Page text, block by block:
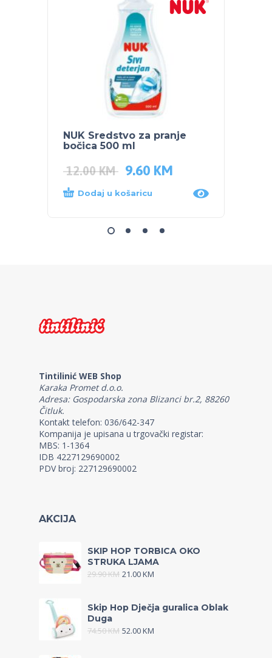
NUK Sredstvo za pranje
bočica 500 ml
12.00KM 9.60 KM
Dodaj u košaricu
Tintilinić WEB Shop
Karaka Promet d.o.o.
Adresa: Gospodarska zona Blizanci br.2, 88260
Čitluk.
Kontakt telefon: 036/642-347
Kompanija je upisana u trgovački registar:
MBS: 1-1364
IDB 4227129690002
PDV broj: 227129690002
AKCIJA
SKIP HOP TORBICA OKO
STRUKA LJAMA
29.90KM 21.00KM
Skip Hop Dječja guralica Oblak
Duga
74.50KM 52.00KM